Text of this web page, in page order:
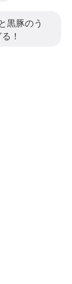
黒豚のう
！